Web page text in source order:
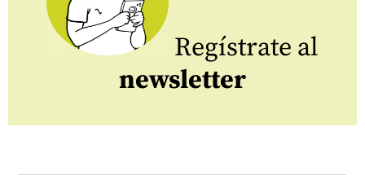
Regístrate al
newsletter